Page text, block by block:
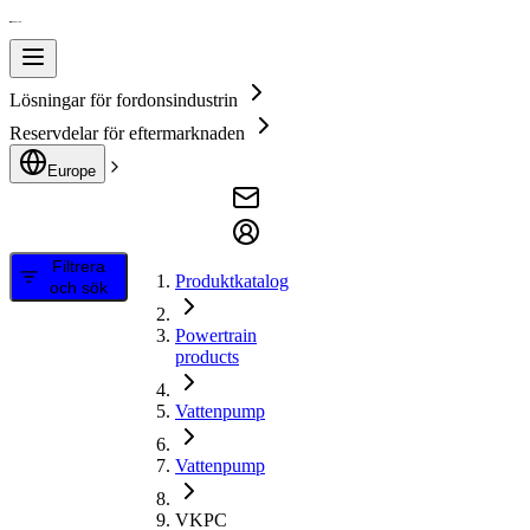
Lösningar för fordonsindustrin
Reservdelar för eftermarknaden
Europe
Filtrera
och sök
Produktkatalog
Powertrain
products
Vattenpump
Vattenpump
VKPC